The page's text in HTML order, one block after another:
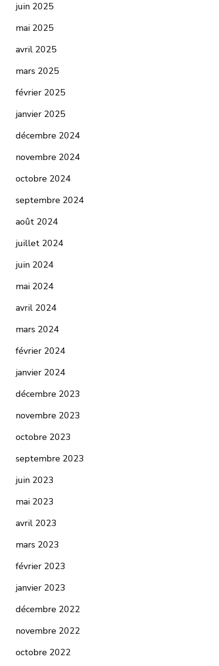
juin 2025
mai 2025
avril 2025
mars 2025
février 2025
janvier 2025
décembre 2024
novembre 2024
octobre 2024
septembre 2024
août 2024
juillet 2024
juin 2024
mai 2024
avril 2024
mars 2024
février 2024
janvier 2024
décembre 2023
novembre 2023
octobre 2023
septembre 2023
juin 2023
mai 2023
avril 2023
mars 2023
février 2023
janvier 2023
décembre 2022
novembre 2022
octobre 2022